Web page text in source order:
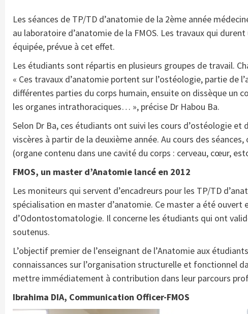
Les séances de TP/TD d’anatomie de la 2ème année
au laboratoire d’anatomie de la FMOS. Les travaux qui
équipée, prévue à cet effet.
Les étudiants sont répartis en plusieurs groupes de travail.
« Ces travaux d’anatomie portent sur l’ostéologie, partie de
différentes parties du corps humain, ensuite on dissèque un
les organes intrathoraciques… », précise Dr Habou Ba.
Selon Dr Ba, ces étudiants ont suivi les cours d’ostéologie
viscères à partir de la deuxième année. Au cours des
(organe contenu dans une cavité du corps : cerveau, cœur,
FMOS, un master d’Anatomie lancé en 2012
Les moniteurs qui servent d’encadreurs pour les TP/TD
spécialisation en master d’anatomie. Ce master a été ouvert
d’Odontostomatologie. Il concerne les étudiants qui ont
soutenus.
L’objectif premier de l’enseignant de l’Anatomie aux
connaissances sur l’organisation structurelle et fonctionnel
mettre immédiatement à contribution dans leur parcours
Ibrahima DIA, Communication Officer-FMOS